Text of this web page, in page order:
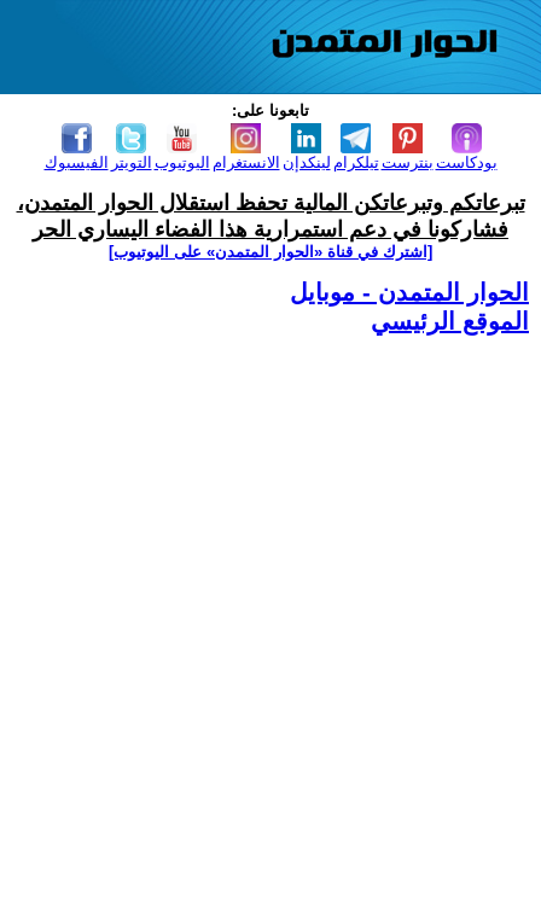
تابعونا على:
الفيسبوك التويتر اليوتيوب الانستغرام لينكدإن تيلكرامبنترست بودكاست
تبرعاتكم وتبرعاتكن المالية تحفظ استقلال الحوار المتمدن،
فشاركونا في دعم استمرارية هذا الفضاء اليساري الحر
[اشترك في قناة ‫«الحوار المتمدن» على اليوتيوب]
الحوار المتمدن - موبايل
الموقع الرئيسي